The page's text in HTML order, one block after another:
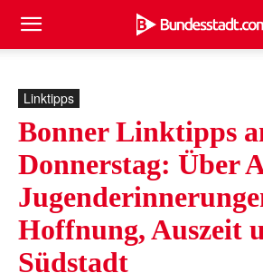
Linktipps
Bonner Linktipps
Donnerstag: Über
Hoffnung, Auszeit
Südstadt